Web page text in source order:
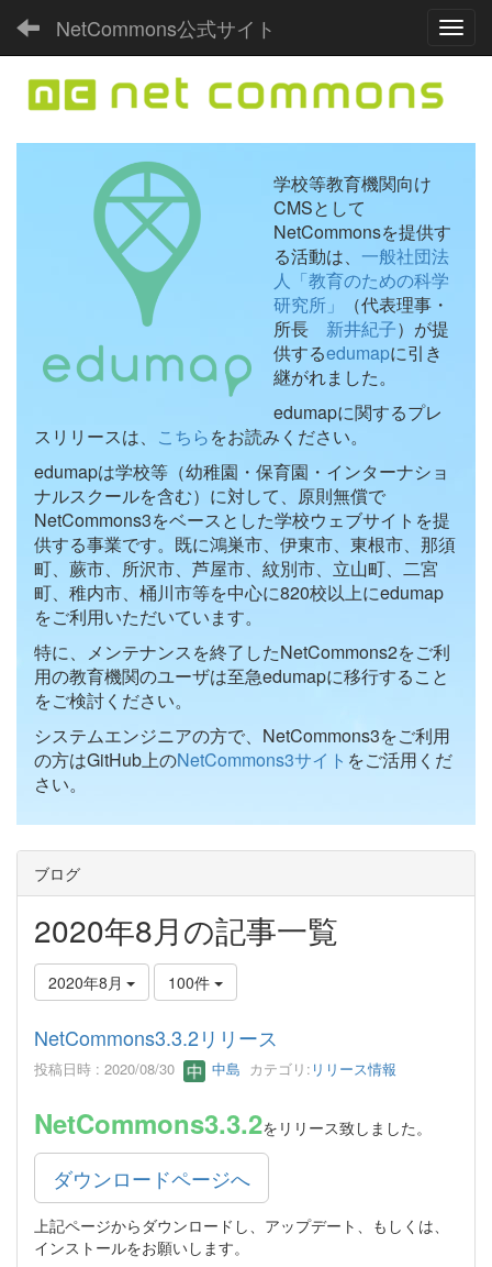
NetCommons公式サイト
学校等教育機関向け
CMSとして
NetCommonsを提供す
る活動は、 一般社団法
人「教育のための科学
研究所」
（代表理事・
所長 新井紀子）が提
供するedumapに引き
継がれました。
edumapに関するプレ
スリリースは、 こちらをお読みください。
edumapは学校等（幼稚園・保育園・インターナショ
ナルスクールを含む）に対して、原則無償で
NetCommons3をベースとした学校ウェブサイトを提
供する事業です。既に鴻巣市、伊東市、東根市、那須
町、蕨市、所沢市、芦屋市、紋別市、立山町、二宮
町、稚内市、桶川市等を中心に820校以上にedumap
をご利用いただいています。
特に、メンテナンスを終了したNetCommons2をご利
用の教育機関のユーザは至急edumapに移行すること
をご検討ください。
システムエンジニアの方で、NetCommons3をご利用
の方はGitHub上のNetCommons3サイト をご活用くだ
さい。
ブログ
2020年8月の記事一覧
2020年8月 100件
NetCommons3.3.2リリース
投稿日時 : 2020/08/30 中島 カテゴリ: リリース情報
NetCommons3.3.2をリリース致しました。
ダウンロードページへ
上記ページからダウンロードし、アップデート、もしくは、
インストールをお願いします。